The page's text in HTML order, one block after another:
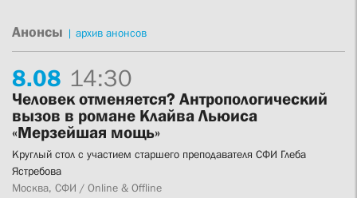
Анонсы | архив анонсов
8.08 14:30
Человек отменяется? Антропологический
вызов в романе Клайва Льюиса
«Мерзейшая мощь»
Круглый стол с участием старшего преподавателя СФИ Глеба
Ястребова
Москва, СФИ / Online & Offline